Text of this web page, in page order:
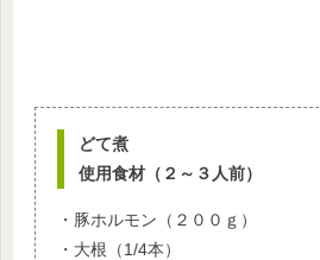
どて煮
使用食材（２～３人前）
・豚ホルモン（２００ｇ）
・大根（1/4本）